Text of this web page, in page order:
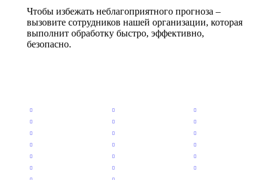
Чтобы избежать неблагоприятного прогноза –
вызовите сотрудников нашей организации, которая
выполнит обработку быстро, эффективно,
безопасно.